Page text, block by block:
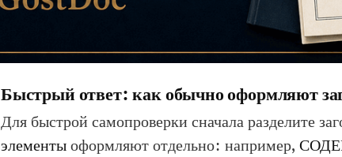
Быстрый ответ: как обычно оформляют
Для быстрой самопроверки сначала разделите
элементыоформляют отдельно: например,